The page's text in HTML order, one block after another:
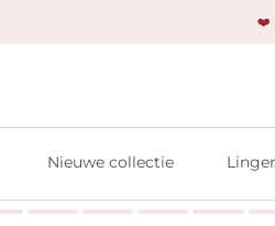
❤️
Nieuwe collectie